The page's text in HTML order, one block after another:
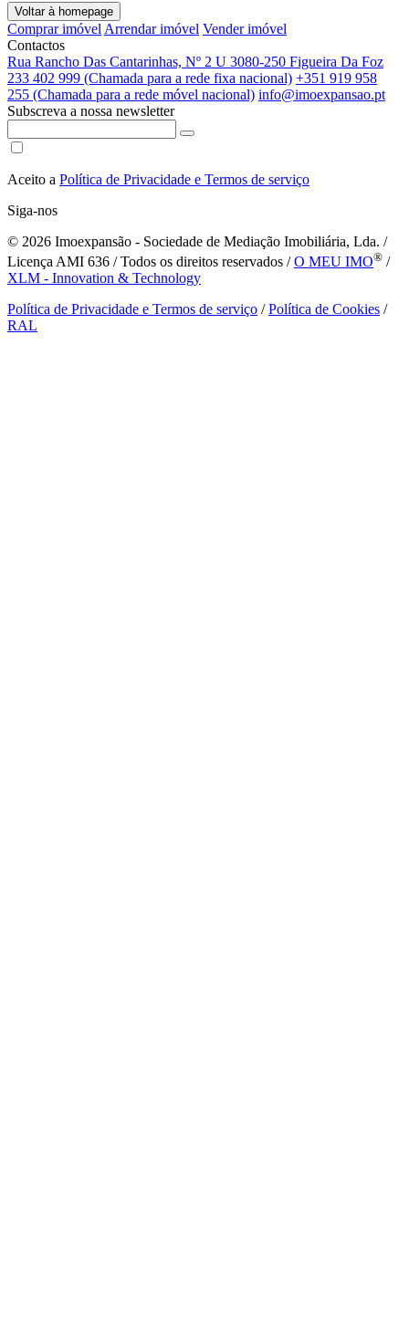
Voltar à homepage
Comprar imóvel Arrendar imóvel Vender imóvel
Contactos
Rua Rancho Das Cantarinhas, Nº 2 U 3080-250 Figueira Da Foz
233 402 999 (Chamada para a rede fixa nacional) +351 919 958
255 (Chamada para a rede móvel nacional) info@imoexpansao.pt
Subscreva a nossa newsletter
Aceito a Política de Privacidade e Termos de serviço
Siga-nos
© 2026 Imoexpansão - Sociedade de Mediação Imobiliária, Lda. /
Licença AMI 636 / Todos os direitos reservados /O MEU IMO® /
XLM - Innovation & Technology
Política de Privacidade e Termos de serviço /Política de Cookies /
RAL